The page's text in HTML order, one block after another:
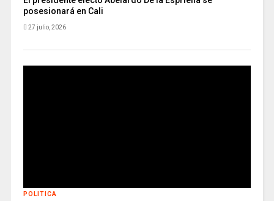
posesionará en Cali
27 julio, 2026
POLITICA